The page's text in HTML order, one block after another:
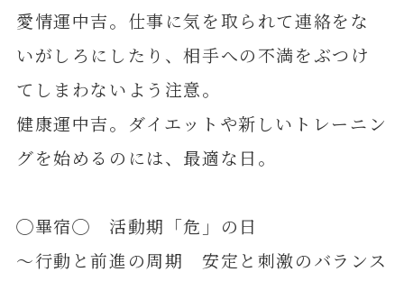
愛情運中吉。仕事に気を取られて連絡をな
いがしろにしたり、相手への不満をぶつけ
てしまわないよう注意。
健康運中吉。ダイエットや新しいトレーニン
グを始めるのには、最適な日。
◯畢宿◯ 活動期「危」の日
～行動と前進の周期 安定と刺激のバランス